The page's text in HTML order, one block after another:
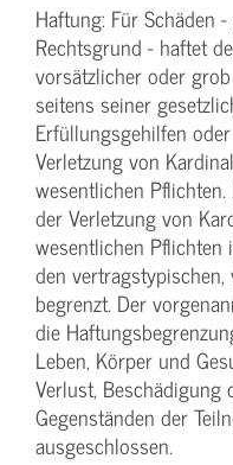
Haftung: Für Schäden
Rechtsgrund - haftet
vorsätzlicher oder
seitens seiner
Erfüllungsgehilfen
Verletzung von
wesentlichen
der Verletzung von
wesentlichen
den
begrenzt. Der
die
Leben, Körper und
Verlust, Beschädigung
Gegenständen der
ausgeschlossen.